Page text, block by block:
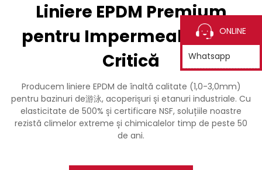
Liniere EPDM Premium
pentru Impermeabilizare
Critică
Producem liniere EPDM de înaltă calitate (1,0-3,0mm)
pentru bazinuri de游泳, acoperișuri și etanuri industriale. Cu
elasticitate de 500% și certificare NSF, soluțiile noastre
rezistă climelor extreme și chimicalelor timp de peste 50
de ani.
ONLINE
Whatsapp